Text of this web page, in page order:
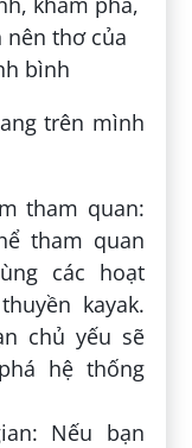
trên mình
tham quan:
tham quan
các hoạt
kayak.
chủ yếu sẽ
hệ thống
Nếu bạn